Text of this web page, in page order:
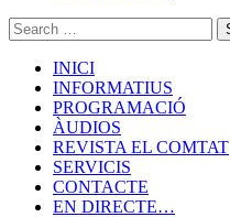
INICI
INFORMATIUS
PROGRAMACIÓ
ÀUDIOS
REVISTA EL COMTAT
SERVICIS
CONTACTE
EN DIRECTE…